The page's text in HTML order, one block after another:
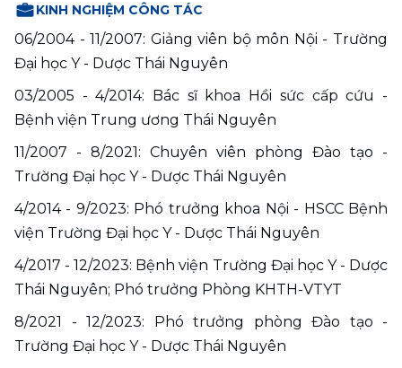
KINH NGHIỆM CÔNG TÁC
06/2004 - 11/2007: Giảng viên bộ môn Nội - Trường
Đại học Y - Dược Thái Nguyên
03/2005 - 4/2014: Bác sĩ khoa Hồi sức cấp cứu -
Bệnh viện Trung ương Thái Nguyên
11/2007 - 8/2021: Chuyên viên phòng Đào tạo -
Trường Đại học Y - Dược Thái Nguyên
4/2014 - 9/2023: Phó trưởng khoa Nội - HSCC Bệnh
viện Trường Đại học Y - Dược Thái Nguyên
4/2017 - 12/2023: Bệnh viện Trường Đại học Y - Dược
Thái Nguyên; Phó trưởng Phòng KHTH-VTYT
8/2021 - 12/2023: Phó trưởng phòng Đào tạo -
Trường Đại học Y - Dược Thái Nguyên